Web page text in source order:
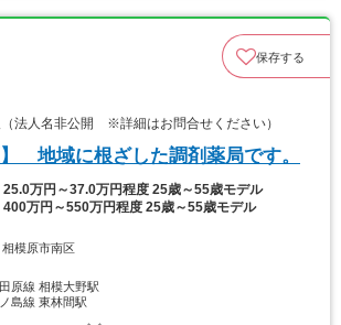
保存する
法人名非公開 ※詳細はお問合せください）
】 地域に根ざした調剤薬局です。
25.0万円～37.0万円程度 25歳～55歳モデル
400万円～550万円程度 25歳～55歳モデル
模原市南区
原線 相模大野駅
島線 東林間駅